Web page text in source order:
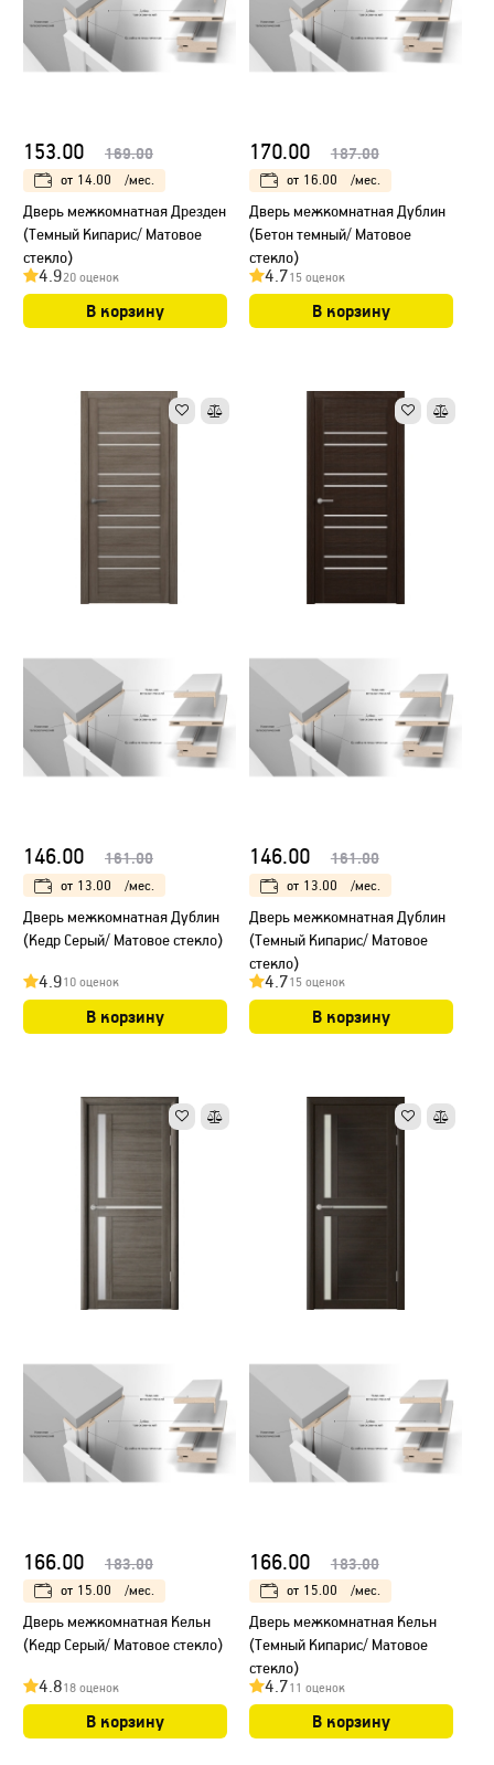
153.00 169.00
от 14.00 /мес.
Дверь межкомнатная Дрезден
(Темный Кипарис/ Матовое
стекло)
4.920 оценок
В корзину
170.00 187.00
от 16.00 /мес.
Дверь межкомнатная Дублин
(Бетон темный/ Матовое
стекло)
4.715 оценок
В корзину
146.00 161.00
от 13.00 /мес.
Дверь межкомнатная Дублин
(Кедр Серый/ Матовое стекло)
4.910 оценок
В корзину
146.00 161.00
от 13.00 /мес.
Дверь межкомнатная Дублин
(Темный Кипарис/ Матовое
стекло)
4.715 оценок
В корзину
166.00 183.00
от 15.00 /мес.
Дверь межкомнатная Кельн
(Кедр Серый/ Матовое стекло)
4.818 оценок
В корзину
166.00 183.00
от 15.00 /мес.
Дверь межкомнатная Кельн
(Темный Кипарис/ Матовое
стекло)
4.711 оценок
В корзину